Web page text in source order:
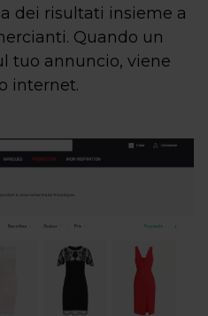
dei risultati insieme a
Quando un
tuo annuncio, viene
internet.